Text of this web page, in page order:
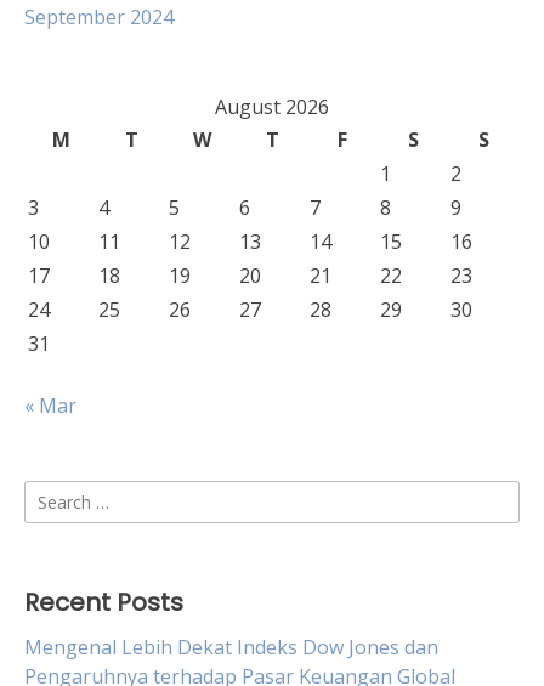
September 2024
August 2026
M
T W T F S
S
1
2
3
4 5 6 7 8
9
10
11 12 13 14 15
16
17
18 19 20 21 22
23
24
25 26 27 28 29
30
31
« Mar
Search
for:
Recent Posts
Mengenal Lebih Dekat Indeks Dow Jones dan
Pengaruhnya terhadap Pasar Keuangan Global